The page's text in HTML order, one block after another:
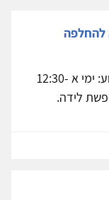
להחלפה
דרושה מדריכה לבית החם. 13 שעות שבוע: ימי א 12:30-
לחופשת לידה.